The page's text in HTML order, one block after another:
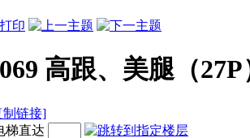
高跟、美腿（27P
制链接]
梯直达